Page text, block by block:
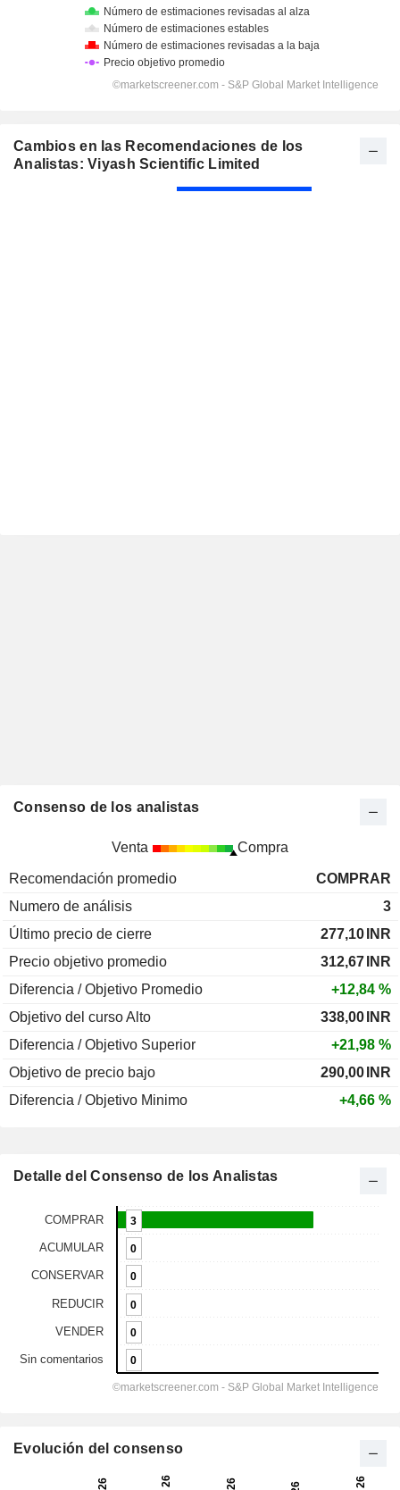
Cambios en las Recomendaciones de los
Analistas: Viyash Scientific Limited
Consenso de los analistas
Venta Compra
Recomendación promedio
COMPRAR
Numero de análisis
3
Último precio de cierre
277,10 INR
Precio objetivo promedio
312,67 INR
Diferencia / Objetivo Promedio
+12,84 %
Objetivo del curso Alto
338,00 INR
Diferencia / Objetivo Superior
+21,98 %
Objetivo de precio bajo
290,00 INR
Diferencia / Objetivo Minimo
+4,66 %
Detalle del Consenso de los Analistas
Evolución del consenso